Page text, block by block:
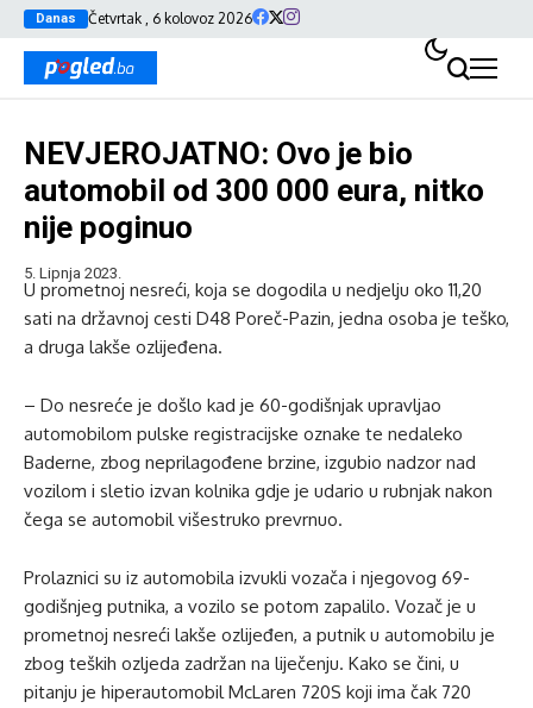
Danas Četvrtak , 6 kolovoz 2026
NEVJEROJATNO: Ovo je bio
automobil od 300 000 eura, nitko
nije poginuo
5. Lipnja 2023.
U prometnoj nesreći, koja se dogodila u nedjelju oko 11,20
sati na državnoj cesti D48 Poreč-Pazin, jedna osoba je teško,
a druga lakše ozlijeđena.
– Do nesreće je došlo kad je 60-godišnjak upravljao
automobilom pulske registracijske oznake te nedaleko
Baderne, zbog neprilagođene brzine, izgubio nadzor nad
vozilom i sletio izvan kolnika gdje je udario u rubnjak nakon
čega se automobil višestruko prevrnuo.
Prolaznici su iz automobila izvukli vozača i njegovog 69-
godišnjeg putnika, a vozilo se potom zapalilo. Vozač je u
prometnoj nesreći lakše ozlijeđen, a putnik u automobilu je
zbog teških ozljeda zadržan na liječenju. Kako se čini, u
pitanju je hiperautomobil McLaren 720S koji ima čak 720